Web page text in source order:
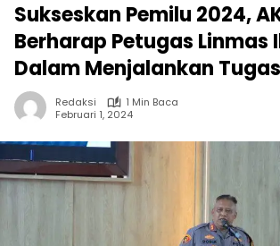
Sukseskan Pemilu 2024,
Berharap Petugas Linmas
Dalam Menjalankan Tugas
Redaksi
1 Min Baca
Februari 1, 2024